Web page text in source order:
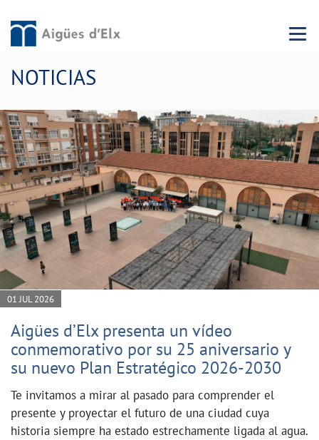
Menu
NOTICIAS
01 JUL 2026
Aigües d’Elx presenta un vídeo
conmemorativo por su 25 aniversario y
su nuevo Plan Estratégico 2026-2030
Te invitamos a mirar al pasado para comprender el
presente y proyectar el futuro de una ciudad cuya
historia siempre ha estado estrechamente ligada al agua.